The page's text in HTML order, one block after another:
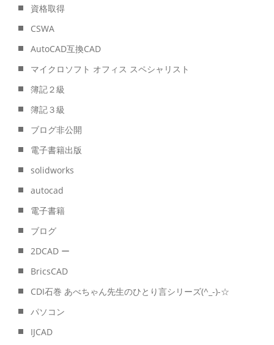
資格取得
CSWA
AutoCAD互換CAD
マイクロソフト オフィス スペシャリスト
簿記２級
簿記３級
ブログ非公開
電子書籍出版
solidworks
autocad
電子書籍
ブログ
2DCAD ー
BricsCAD
CDI石巻 あべちゃん先生のひとり言シリーズ(^_-)-☆
パソコン
IJCAD